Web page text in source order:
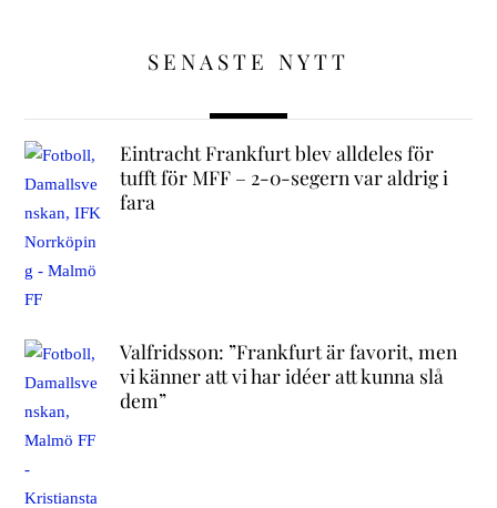
SENASTE NYTT
Eintracht Frankfurt blev alldeles för
tufft för MFF – 2-0-segern var aldrig i
fara
Valfridsson: ”Frankfurt är favorit, men
vi känner att vi har idéer att kunna slå
dem”